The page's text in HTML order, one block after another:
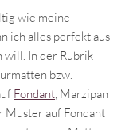
wie meine
ich alles perfekt aus
will. In der Rubrik
bzw.
Fondant, Marzipan
Muster auf Fondant